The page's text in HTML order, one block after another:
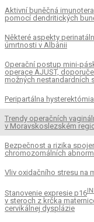
Aktivní buněčná
pomocí dendritických
Některé aspekty
úmrtnosti v Albánii
Operační postup mini-
operace AJUST,
možných nestandardních
Peripartálna
Trendy operačních
v Moravskoslezském
Bezpečnost a rizika
chromozomálních
Vliv oxidačního stresu na
Stanovenie expresie p16
v steroch z krčka
cervikálnej dysplázie